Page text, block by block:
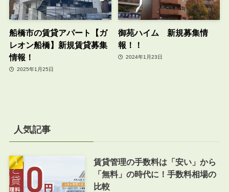
船橋市の賃貸アパート【ガ
レオン船橋】新規賃貸募集
情報！
2025年1月25日
御苑ハイム 新規募集情
報！！
2024年1月23日
人気記事
賃貸管理の手数料は「安い」から
「無料」の時代に！手数料相場の
比較